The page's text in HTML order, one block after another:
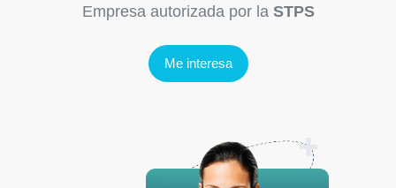
Empresa autorizada por la STPS
Me interesa